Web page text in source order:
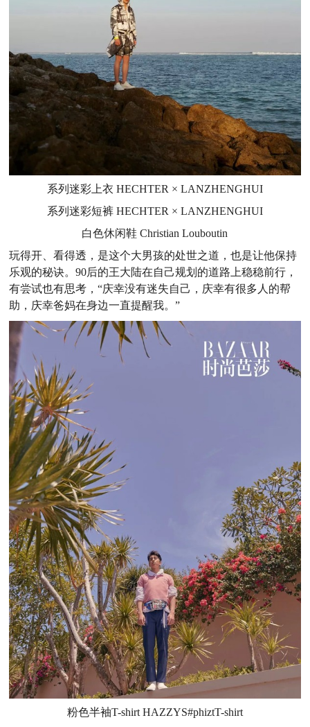
系列迷彩上衣 HECHTER × LANZHENGHUI
系列迷彩短裤 HECHTER × LANZHENGHUI
白色休闲鞋 Christian Louboutin
玩得开、看得透，是这个大男孩的处世之道，也是让他保持
乐观的秘诀。90后的王大陆在自己规划的道路上稳稳前行，
有尝试也有思考，“庆幸没有迷失自己，庆幸有很多人的帮
助，庆幸爸妈在身边一直提醒我。”
粉色半袖T-shirt HAZZYS#phiztT-shirt